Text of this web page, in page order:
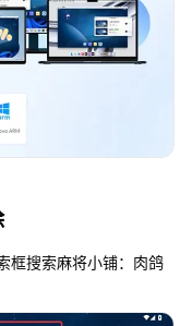
框搜索麻将小铺：肉鸽